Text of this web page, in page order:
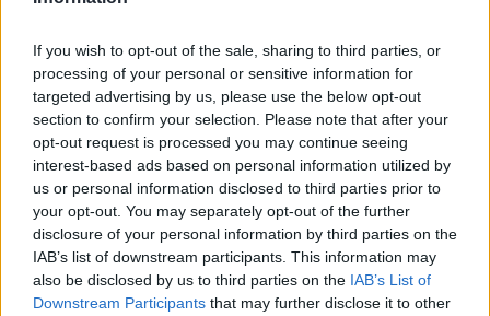
If you wish to opt-out of the sale, sharing to third parties, or
processing of your personal or sensitive information for
targeted advertising by us, please use the below opt-out
section to confirm your selection. Please note that after your
opt-out request is processed you may continue seeing
interest-based ads based on personal information utilized by
us or personal information disclosed to third parties prior to
your opt-out. You may separately opt-out of the further
disclosure of your personal information by third parties on the
IAB’s list of downstream participants. This information may
also be disclosed by us to third parties on the IAB’s List of
Downstream Participants that may further disclose it to other